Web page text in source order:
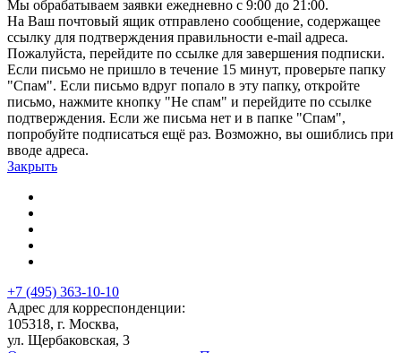
Мы обрабатываем заявки ежедневно с 9:00 до 21:00.
На Ваш почтовый ящик отправлено сообщение, содержащее
ссылку для подтверждения правильности e-mail адреса.
Пожалуйста, перейдите по ссылке для завершения подписки.
Если письмо не пришло в течение 15 минут, проверьте папку
"Спам". Если письмо вдруг попало в эту папку, откройте
письмо, нажмите кнопку "Не спам" и перейдите по ссылке
подтверждения. Если же письма нет и в папке "Спам",
попробуйте подписаться ещё раз. Возможно, вы ошиблись при
вводе адреса.
Закрыть
+7 (495) 363-10-10
Адрес для корреспонденции:
105318, г. Москва,
ул. Щербаковская, 3